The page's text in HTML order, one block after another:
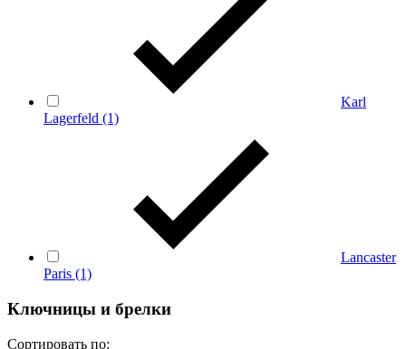
Karl
Lagerfeld (1)
Lancaster
Paris (1)
Ключницы и брелки
Сортировать по: